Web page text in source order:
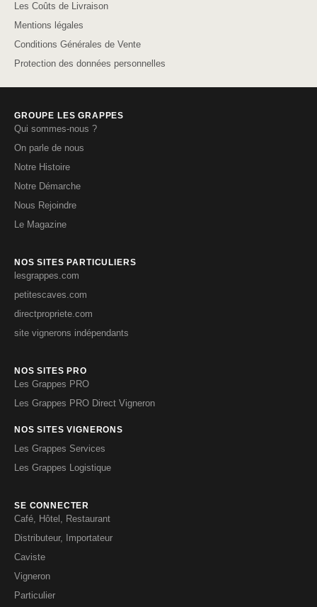
Les Coûts de Livraison
Mentions légales
Conditions Générales de Vente
Protection des données personnelles
GROUPE LES GRAPPES
Qui sommes-nous ?
On parle de nous
Notre Histoire
Notre Démarche
Nous Rejoindre
Le Magazine
NOS SITES PARTICULIERS
lesgrappes.com
petitescaves.com
directpropriete.com
site vignerons indépendants
NOS SITES PRO
Les Grappes PRO
Les Grappes PRO Direct Vigneron
NOS SITES VIGNERONS
Les Grappes Services
Les Grappes Logistique
SE CONNECTER
Café, Hôtel, Restaurant
Distributeur, Importateur
Caviste
Vigneron
Particulier